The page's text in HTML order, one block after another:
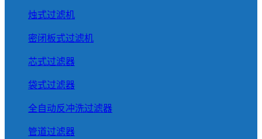
烛式过滤机
密闭板式过滤机
芯式过滤器
袋式过滤器
全自动反冲洗过滤器
管道过滤器